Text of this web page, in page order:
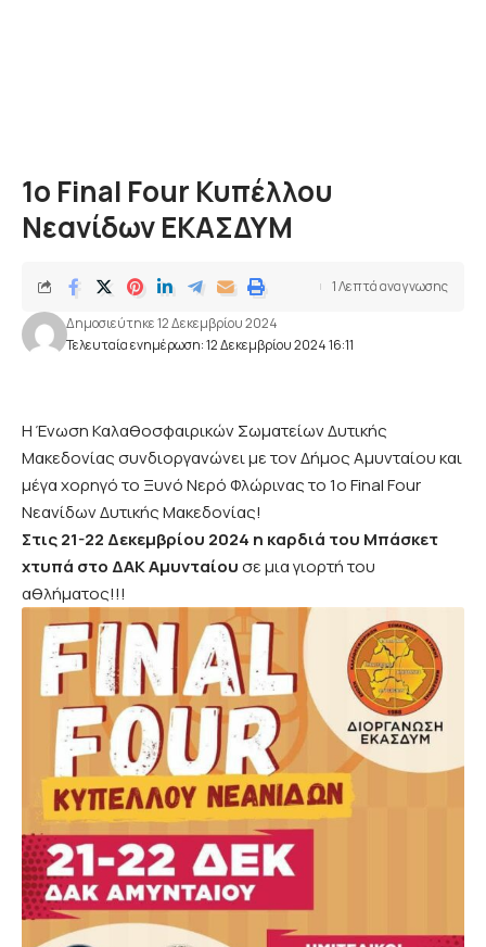
1ο Final Four Κυπέλλου
Νεανίδων ΕΚΑΣΔΥΜ
Τελευταία ενημέρωση: 12 Δεκεμβρίου 2024 16:11
Δημοσιεύτηκε 12 Δεκεμβρίου 2024
1 Λεπτά αναγνωσης
Η Ένωση Καλαθοσφαιρικών Σωματείων Δυτικής
Μακεδονίας συνδιοργανώνει με τον Δήμος Αμυνταίου και
μέγα χορηγό το Ξυνό Νερό Φλώρινας το 1ο Final Four
Νεανίδων Δυτικής Μακεδονίας!
Στις 21-22 Δεκεμβρίου 2024 η καρδιά του Μπάσκετ
χτυπά στο ΔΑΚ Αμυνταίουσε μια γιορτή του
αθλήματος!!!